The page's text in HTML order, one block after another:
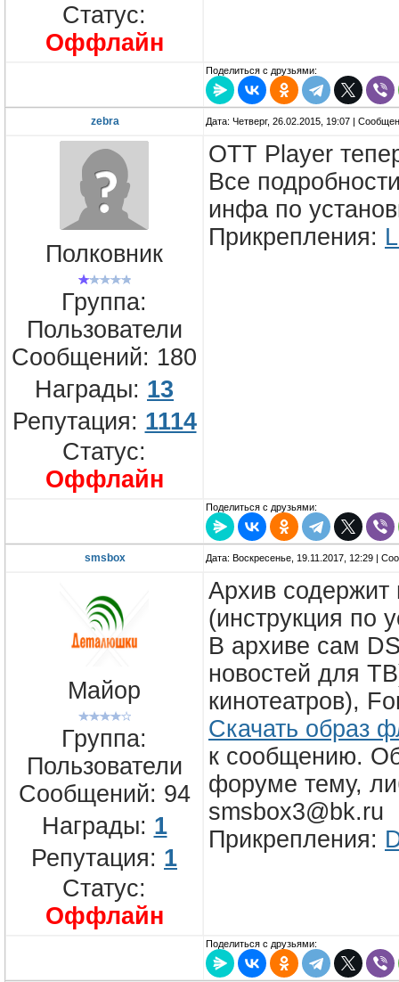
Статус:
Оффлайн
Поделиться с друзьями:
zebra Дата: Четверг, 26.02.2015, 19:07 |
Полковник
Группа:
Пользователи
Сообщений: 180
Награды: 13
Репутация: 1114
Статус:
Оффлайн
ОТТ Player
Все
инфа по
Прикрепления:
Поделиться с друзьями:
smsbox Дата: Воскресенье, 19.11.2017, 12:29 |
Майор
Группа:
Пользователи
Сообщений: 94
Награды: 1
Репутация: 1
Статус:
Оффлайн
Архив содержит
(инструкция по
В архиве сам
новостей для
кинотеатров),
Скачать образ
к сообщению.
форуме тему,
smsbox3@bk.ru
Прикрепления:
Поделиться с друзьями: